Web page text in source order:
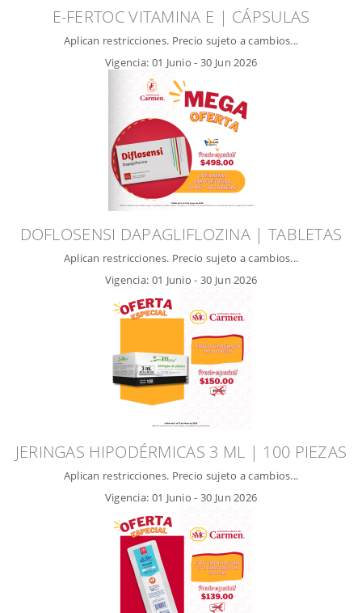
E-FERTOC VITAMINA E | CÁPSULAS
Aplican restricciones. Precio sujeto a cambios...
Vigencia: 01 Junio - 30 Jun 2026
DOFLOSENSI DAPAGLIFLOZINA | TABLETAS
Aplican restricciones. Precio sujeto a cambios...
Vigencia: 01 Junio - 30 Jun 2026
JERINGAS HIPODÉRMICAS 3 ML | 100 PIEZAS
Aplican restricciones. Precio sujeto a cambios...
Vigencia: 01 Junio - 30 Jun 2026